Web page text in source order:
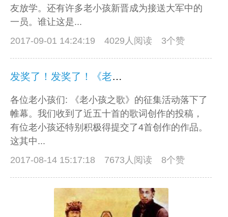
友放学。还有许多老小孩新晋成为接送大军中的
一员。谁让这是...
2017-09-01 14:24:19
4029人阅读 3个赞
发奖了！发奖了！《老小孩之歌》征集活动开始发奖啦。
各位老小孩们: 《老小孩之歌》的征集活动落下了
帷幕。我们收到了近五十首的歌词创作的投稿，
有位老小孩还特别积极得提交了4首创作的作品。
这其中...
2017-08-14 15:17:18
7673人阅读 8个赞